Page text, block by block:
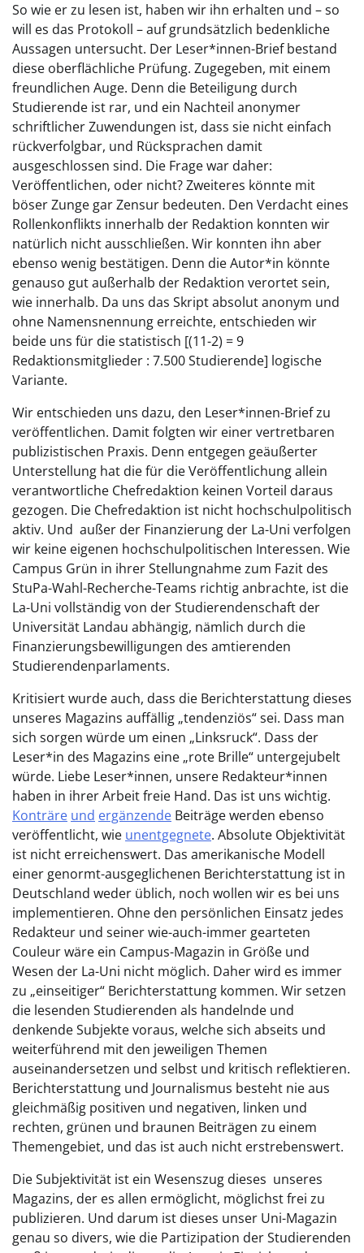
So wie er zu lesen ist, haben wir ihn erhalten und – so
will es das Protokoll – auf grundsätzlich bedenkliche
Aussagen untersucht. Der Leser*innen-Brief bestand
diese oberflächliche Prüfung. Zugegeben, mit einem
freundlichen Auge. Denn die Beteiligung durch
Studierende ist rar, und ein Nachteil anonymer
schriftlicher Zuwendungen ist, dass sie nicht einfach
rückverfolgbar, und Rücksprachen damit
ausgeschlossen sind. Die Frage war daher:
Veröffentlichen, oder nicht? Zweiteres könnte mit
böser Zunge gar Zensur bedeuten. Den Verdacht eines
Rollenkonflikts innerhalb der Redaktion konnten wir
natürlich nicht ausschließen. Wir konnten ihn aber
ebenso wenig bestätigen. Denn die Autor*in könnte
genauso gut außerhalb der Redaktion verortet sein,
wie innerhalb. Da uns das Skript absolut anonym und
ohne Namensnennung erreichte, entschieden wir
beide uns für die statistisch [(11-2) = 9
Redaktionsmitglieder : 7.500 Studierende] logische
Variante.
Wir entschieden uns dazu, den Leser*innen-Brief zu
veröffentlichen. Damit folgten wir einer vertretbaren
publizistischen Praxis. Denn entgegen geäußerter
Unterstellung hat die für die Veröffentlichung allein
verantwortliche Chefredaktion keinen Vorteil daraus
gezogen. Die Chefredaktion ist nicht hochschulpolitisch
aktiv. Und außer der Finanzierung der La-Uni verfolgen
wir keine eigenen hochschulpolitischen Interessen. Wie
Campus Grün in ihrer Stellungnahme zum Fazit des
StuPa-Wahl-Recherche-Teams richtig anbrachte, ist die
La-Uni vollständig von der Studierendenschaft der
Universität Landau abhängig, nämlich durch die
Finanzierungsbewilligungen des amtierenden
Studierendenparlaments.
Kritisiert wurde auch, dass die Berichterstattung dieses
unseres Magazins auffällig „tendenziös“ sei. Dass man
sich sorgen würde um einen „Linksruck“. Dass der
Leser*in des Magazins eine „rote Brille“ untergejubelt
würde. Liebe Leser*innen, unsere Redakteur*innen
haben in ihrer Arbeit freie Hand. Das ist uns wichtig.
Konträre und ergänzende Beiträge werden ebenso
veröffentlicht, wie unentgegnete. Absolute Objektivität
ist nicht erreichenswert. Das amerikanische Modell
einer genormt-ausgeglichenen Berichterstattung ist in
Deutschland weder üblich, noch wollen wir es bei uns
implementieren. Ohne den persönlichen Einsatz jedes
Redakteur und seiner wie-auch-immer gearteten
Couleur wäre ein Campus-Magazin in Größe und
Wesen der La-Uni nicht möglich. Daher wird es immer
zu „einseitiger“ Berichterstattung kommen. Wir setzen
die lesenden Studierenden als handelnde und
denkende Subjekte voraus, welche sich abseits und
weiterführend mit den jeweiligen Themen
auseinandersetzen und selbst und kritisch reflektieren.
Berichterstattung und Journalismus besteht nie aus
gleichmäßig positiven und negativen, linken und
rechten, grünen und braunen Beiträgen zu einem
Themengebiet, und das ist auch nicht erstrebenswert.
Die Subjektivität ist ein Wesenszug dieses unseres
Magazins, der es allen ermöglicht, möglichst frei zu
publizieren. Und darum ist dieses unser Uni-Magazin
genau so divers, wie die Partizipation der Studierenden